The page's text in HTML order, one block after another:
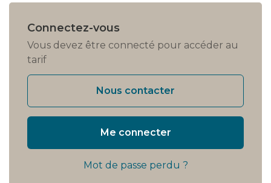
Connectez-vous
Vous devez être connecté pour accéder au
tarif
Nous contacter
Me connecter
Mot de passe perdu ?